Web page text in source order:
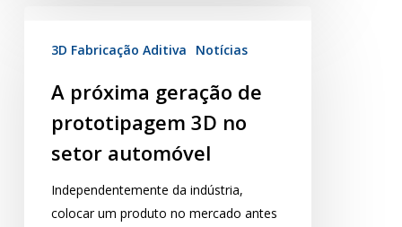
3D Fabricação Aditiva Notícias
A próxima geração de
prototipagem 3D no
setor automóvel
Independentemente da indústria,
colocar um produto no mercado antes